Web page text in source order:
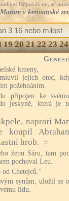
Odpověz mi, ať
v kenaanské
19 20 21 22 23 24
kmeny,
jejich otec,
požehnáním.
připojen ke
jeskyně, která je
naproti
koupil
hrob.
☆
ženu Sáru, tam
pochoval Leu.
Chetejců."
synům, uložil se
lidu.